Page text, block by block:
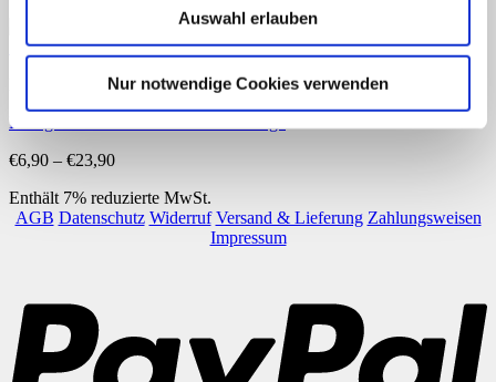
Auswahl erlauben
Nur notwendige Cookies verwenden
Schnellansicht
Lustige Monster Lese- und Malaufträge
€6,90 – €23,90Preisspanne:
bis
€23,90
Enthält 7% reduzierte MwSt.
AGB Datenschutz Widerruf Versand & Lieferung Zahlungsweisen
Impressum